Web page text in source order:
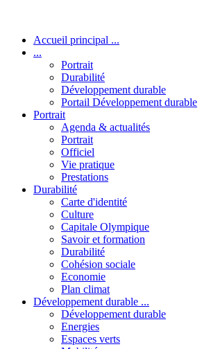
Accueil principal ...
...
Portrait
Durabilité
Développement durable
Portail Développement durable
Portrait
Agenda & actualités
Portrait
Officiel
Vie pratique
Prestations
Durabilité
Carte d'identité
Culture
Capitale Olympique
Savoir et formation
Durabilité
Cohésion sociale
Economie
Plan climat
Développement durable ...
Développement durable
Energies
Espaces verts